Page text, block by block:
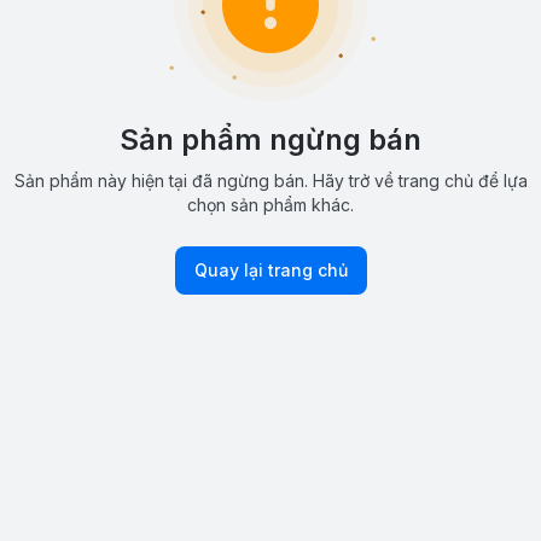
Sản phẩm ngừng bán
Sản phẩm này hiện tại đã ngừng bán. Hãy trở về trang chủ để lựa
chọn sản phẩm khác.
Quay lại trang chủ